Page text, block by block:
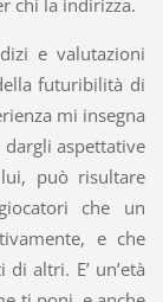
chi la indirizza.
e valutazioni
futuribilità di
mi insegna
aspettative
può risultare
che un
e che
altri. E’ un’età